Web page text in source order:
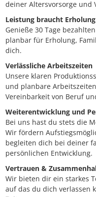
deiner Altersvorsorge und
Leistung braucht Erholung
Genieße 30 Tage
planbar für Erholung,
dich.
Verlässliche Arbeitszeiten
Unsere klaren
und planbare
Vereinbarkeit von Beruf
Weiterentwicklung und
Bei uns hast du stets die
Wir fördern
begleiten dich bei deiner
persönlichen Entwicklung.
Vertrauen &
Wir bieten dir ein starkes
auf das du dich verlassen